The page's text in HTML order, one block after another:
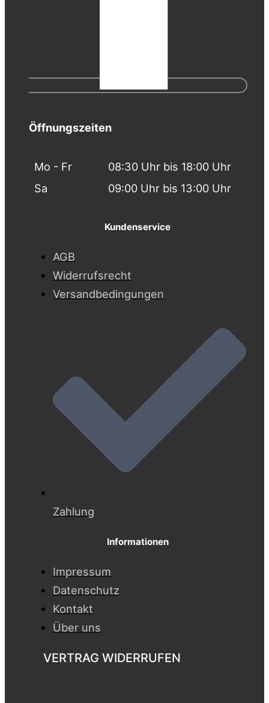
Öffnungszeiten
Mo - Fr
08:30 Uhr bis 18:00 Uhr
Sa
09:00 Uhr bis 13:00 Uhr
Kundenservice
AGB
Widerrufsrecht
Versandbedingungen
Zahlung
Informationen
Impressum
Datenschutz
Kontakt
Über uns
VERTRAG WIDERRUFEN